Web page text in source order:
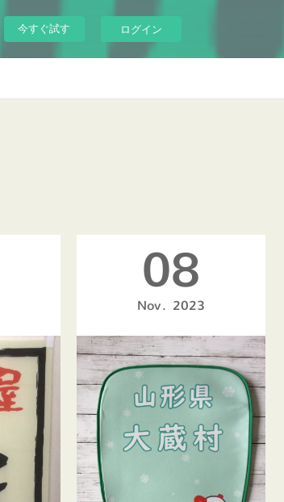
今すぐ試す ログイン
08
Nov 2023